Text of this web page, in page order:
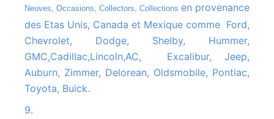
Neuves, Occasions, Collectors, Collections en provenance
des Etas Unis, Canada et Mexique comme Ford,
Chevrolet, Dodge, Shelby, Hummer,
GMC,Cadillac,Lincoln,AC, Excalibur, Jeep,
Auburn, Zimmer, Delorean, Oldsmobile, Pontiac,
Toyota, Buick.
9.